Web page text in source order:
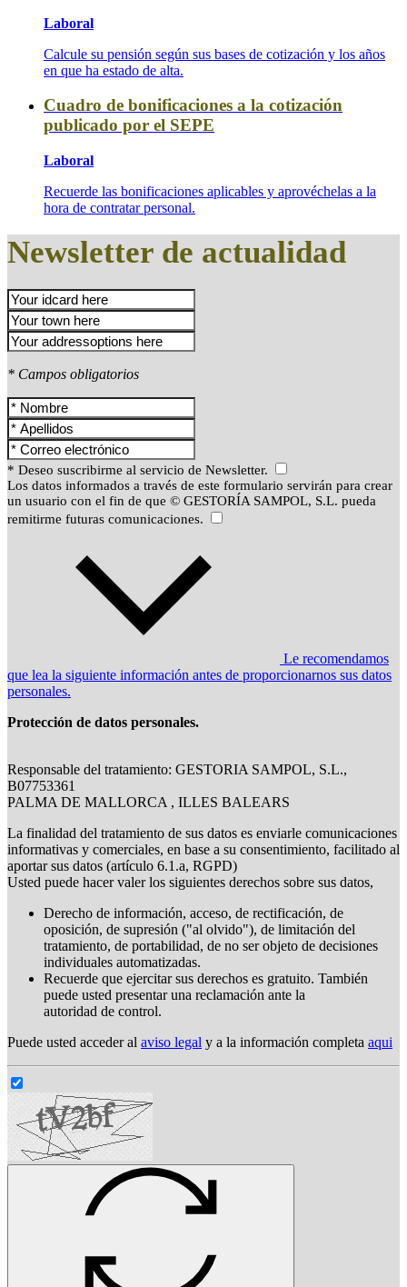
Laboral
Calcule su pensión según sus bases de cotización y los años
en que ha estado de alta.
Cuadro de bonificaciones a la cotización
publicado por el SEPE
Laboral
Recuerde las bonificaciones aplicables y aprovéchelas a la
hora de contratar personal.
Newsletter de actualidad
* Campos obligatorios
* Deseo suscribirme al servicio de Newsletter.
Los datos informados a través de este formulario servirán para crear
un usuario con el fin de que © GESTORÍA SAMPOL, S.L. pueda
remitirme futuras comunicaciones.
Le recomendamos
que lea la siguiente información antes de proporcionarnos sus datos
personales.
Protección de datos personales.
Responsable del tratamiento: GESTORIA SAMPOL, S.L.,
B07753361
PALMA DE MALLORCA , ILLES BALEARS
La finalidad del tratamiento de sus datos es enviarle comunicaciones
informativas y comerciales, en base a su consentimiento, facilitado al
aportar sus datos (artículo 6.1.a, RGPD)
Usted puede hacer valer los siguientes derechos sobre sus datos,
Derecho de información, acceso, de rectificación, de
oposición, de supresión ("al olvido"), de limitación del
tratamiento, de portabilidad, de no ser objeto de decisiones
individuales automatizadas.
Recuerde que ejercitar sus derechos es gratuito. También
puede usted presentar una reclamación ante la
autoridad de control.
Puede usted acceder al aviso legal y a la información completa aqui